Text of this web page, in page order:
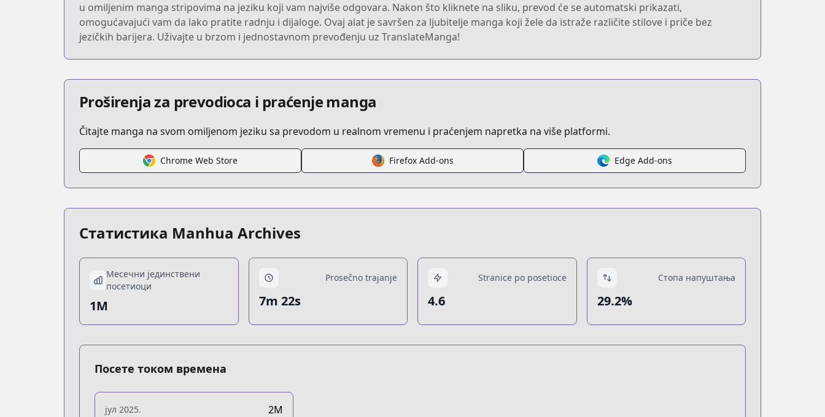
u omiljenim manga stripovima na jeziku koji vam najviše odgovara. Nakon što kliknete na sliku, prevod će se automatski prikazati,
omogućavajući vam da lako pratite radnju i dijaloge. Ovaj alat je savršen za ljubitelje manga koji žele da istraže različite stilove i priče bez
jezičkih barijera. Uživajte u brzom i jednostavnom prevođenju uz TranslateManga!
Proširenja za prevodioca i praćenje manga
Čitajte manga na svom omiljenom jeziku sa prevodom u realnom vremenu i praćenjem napretka na više platformi.
Chrome Web Store Firefox Add-ons Edge Add-ons
Статистика Manhua Archives
Месечни јединствени
посетиоци
1M
Prosečno trajanje
7m 22s
Stranice po posetioce
4.6
Стопа напуштања
29.2%
Посете током времена
јул 2025. 2M